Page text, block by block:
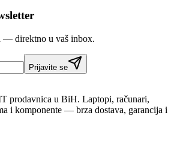
direktno u vaš inbox.
Prijavite se
prodavnica u BiH. Laptopi, računari,
i komponente — brza dostava, garancija i